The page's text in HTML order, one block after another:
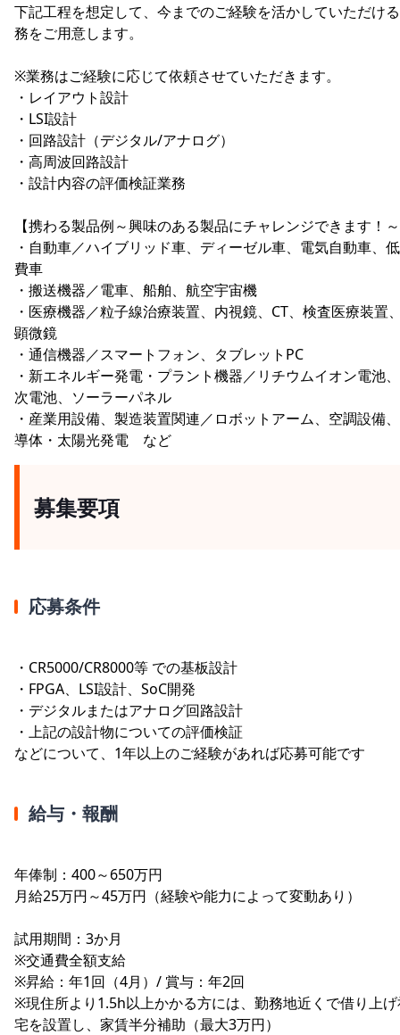
下記工程を想定して、今までのご経験を活かしていただけ
務をご用意します。
※業務はご経験に応じて依頼させていただきます。
・レイアウト設計
・LSI設計
・回路設計（デジタル/アナログ）
・高周波回路設計
・設計内容の評価検証業務
【携わる製品例～興味のある製品にチャレンジできます！
・自動車／ハイブリッド車、ディーゼル車、電気自動車、
費車
・搬送機器／電車、船舶、航空宇宙機
・医療機器／粒子線治療装置、内視鏡、CT、検査医療装置
顕微鏡
・通信機器／スマートフォン、タブレットPC
・新エネルギー発電・プラント機器／リチウムイオン電池
次電池、ソーラーパネル
・産業用設備、製造装置関連／ロボットアーム、空調設備
導体・太陽光発電 など
募集要項
応募条件
・CR5000/CR8000等 での基板設計
・FPGA、LSI設計、SoC開発
・デジタルまたはアナログ回路設計
・上記の設計物についての評価検証
などについて、1年以上のご経験があれば応募可能です
給与・報酬
年俸制：400～650万円
月給25万円～45万円（経験や能力によって変動あり）
試用期間：3か月
※交通費全額支給
※昇給：年1回（4月）/ 賞与：年2回
※現住所より1.5h以上かかる方には、勤務地近くで借り上
宅を設置し、家賃半分補助（最大3万円）